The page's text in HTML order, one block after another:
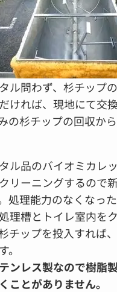
ル問わず、杉チップ
ければ、現地にて交
の杉チップの回収か
ル品のバイオミカレ
リーニングするので
処理能力のなくなっ
理槽とトイレ室内を
チップを投入すれば
。
ンレス製なので樹脂
ことがありません。